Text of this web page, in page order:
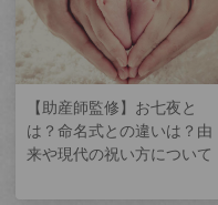
【助産師監修】お七夜と
は？命名式との違いは？由
来や現代の祝い方について